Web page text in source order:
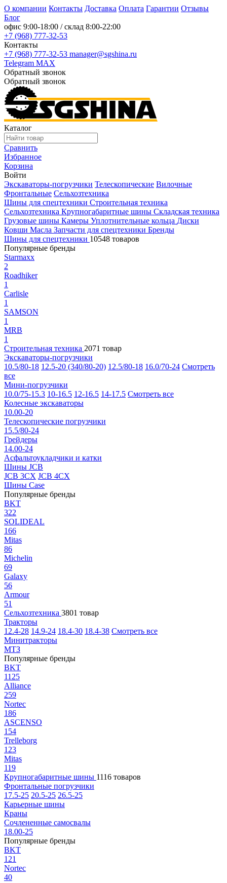
О компании Контакты Доставка Оплата Гарантии Отзывы
Блог
офис 9:00-18:00 / склад 8:00-22:00
+7 (968) 777-32-53
Контакты
+7 (968) 777-32-53 manager@sgshina.ru
Telegram MAX
Обратный звонок
Обратный звонок
Каталог
Сравнить
Избранное
Корзина
Войти
Экскаваторы-погрузчики Телескопические Вилочные
Фронтальные Сельхозтехника
Шины для спецтехники Строительная техника
Сельхозтехника Крупногабаритные шины Складская техника
Грузовые шины Камеры Уплотнительные кольца Диски
Ковши Масла Запчасти для спецтехники Бренды
Шины для спецтехники 10548 товаров
Популярные бренды
Starmaxx
2
Roadhiker
1
Carlisle
1
SAMSON
1
MRB
1
Строительная техника 2071 товар
Экскаваторы-погрузчики
10.5/80-18 12.5-20 (340/80-20) 12.5/80-18 16.0/70-24 Смотреть
все
Мини-погрузчики
10.0/75-15.3 10-16.5 12-16.5 14-17.5 Смотреть все
Колесные экскаваторы
10.00-20
Телескопические погрузчики
15.5/80-24
Грейдеры
14.00-24
Асфальтоукладчики и катки
Шины JCB
JCB 3CX JCB 4CX
Шины Case
Популярные бренды
BKT
322
SOLIDEAL
166
Mitas
86
Michelin
69
Galaxy
56
Armour
51
Сельхозтехника 3801 товар
Тракторы
12.4-28 14.9-24 18.4-30 18.4-38 Смотреть все
Минитракторы
МТЗ
Популярные бренды
BKT
1125
Alliance
259
Nortec
186
ASCENSO
154
Trelleborg
123
Mitas
119
Крупногабаритные шины 1116 товаров
Фронтальные погрузчики
17.5-25 20.5-25 26.5-25
Карьерные шины
Краны
Сочлененные самосвалы
18.00-25
Популярные бренды
BKT
121
Nortec
40